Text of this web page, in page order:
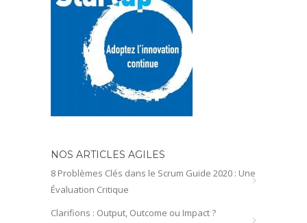
NOS ARTICLES AGILES
8 Problèmes Clés dans le Scrum Guide 2020 : Une
Évaluation Critique
Clarifions : Output, Outcome ou Impact ?